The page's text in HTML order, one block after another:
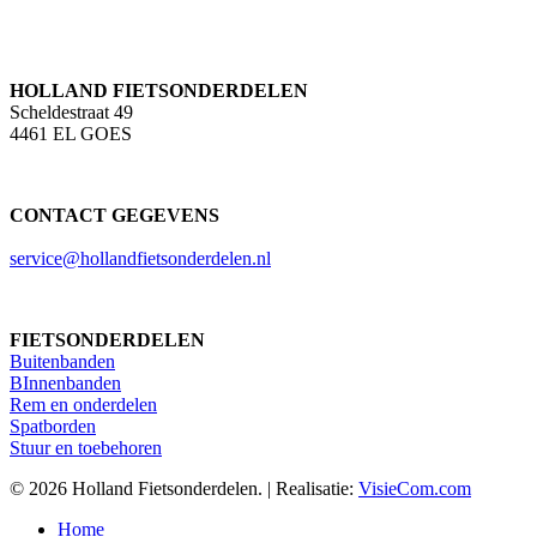
HOLLAND FIETSONDERDELEN
Scheldestraat 49
4461 EL GOES
CONTACT GEGEVENS
service@hollandfietsonderdelen.nl
FIETSONDERDELEN
Buitenbanden
BInnenbanden
Rem en onderdelen
Spatborden
Stuur en toebehoren
© 2026 Holland Fietsonderdelen. | Realisatie: VisieCom.com
Close
Home